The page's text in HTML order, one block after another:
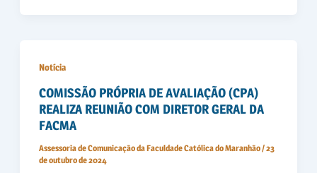
Notícia
COMISSÃO PRÓPRIA DE AVALIAÇÃO (CPA)
REALIZA REUNIÃO COM DIRETOR GERAL DA
FACMA
Assessoria de Comunicação da Faculdade Católica do Maranhão/23
de outubro de 2024